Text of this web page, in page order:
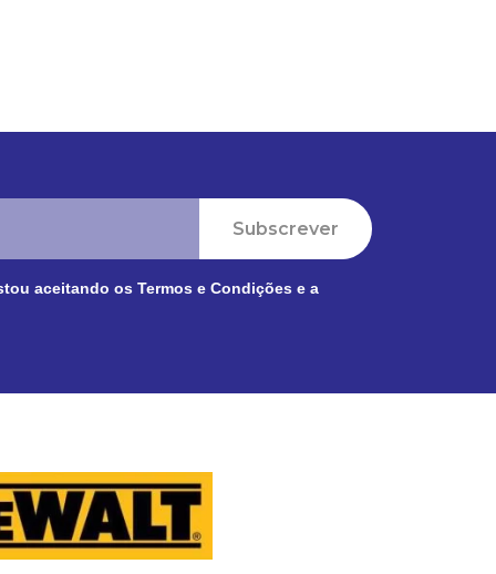
Subscrever
aceitando os Termos e Condições e a